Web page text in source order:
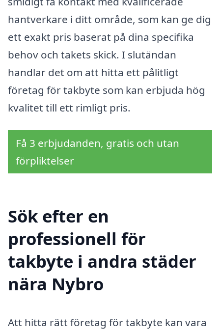
hantverkare i ditt område, som kan ge dig
ett exakt pris baserat på dina specifika
behov och takets skick. I slutändan
handlar det om att hitta ett pålitligt
företag för takbyte som kan erbjuda hög
kvalitet till ett rimligt pris.
Få 3 erbjudanden, gratis och utan
förpliktelser
Sök efter en
professionell för
takbyte i andra städer
nära Nybro
Att hitta rätt företag för takbyte kan vara